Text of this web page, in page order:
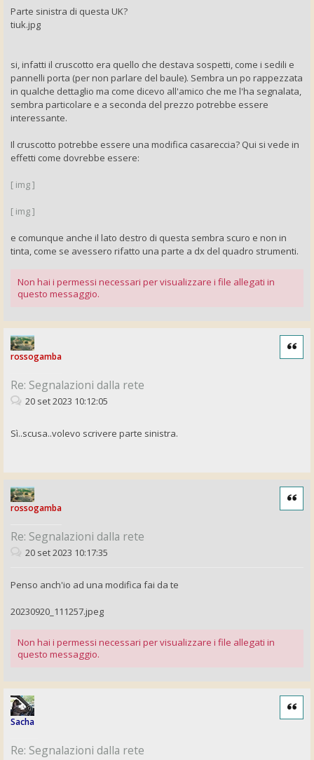
Parte sinistra di questa UK?
tiuk.jpg
si, infatti il cruscotto era quello che destava sospetti, come i sedili e
pannelli porta (per non parlare del baule). Sembra un po rappezzata
in qualche dettaglio ma come dicevo all'amico che me l'ha segnalata,
sembra particolare e a seconda del prezzo potrebbe essere
interessante.
Il cruscotto potrebbe essere una modifica casareccia? Qui si vede in
effetti come dovrebbe essere:
[ img ]
[ img ]
e comunque anche il lato destro di questa sembra scuro e non in
tinta, come se avessero rifatto una parte a dx del quadro strumenti.
Non hai i permessi necessari per visualizzare i file allegati in
questo messaggio.
rossogamba
Re: Segnalazioni dalla rete
Cita
20 set 2023 10:12:05
Sì..scusa..volevo scrivere parte sinistra.
rossogamba
Re: Segnalazioni dalla rete
Cita
20 set 2023 10:17:35
Penso anch'io ad una modifica fai da te
20230920_111257.jpeg
Non hai i permessi necessari per visualizzare i file allegati in
questo messaggio.
Sacha
Re: Segnalazioni dalla rete
Cita